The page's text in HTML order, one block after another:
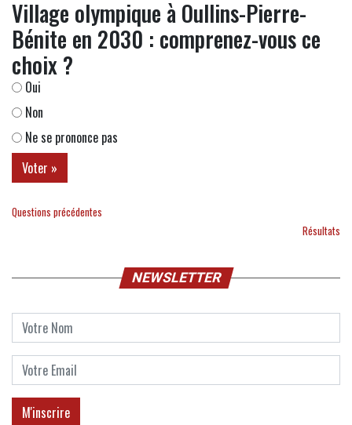
Village olympique à Oullins-Pierre-
Bénite en 2030 : comprenez-vous ce
choix ?
Oui
Non
Ne se prononce pas
Questions précédentes
Résultats
NEWSLETTER